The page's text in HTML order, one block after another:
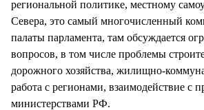
региональной политике, местному
Севера, это самый многочисленный
палаты парламента, там обсуждается
вопросов, в том числе проблемы
дорожного хозяйства, жилищно-
работа с регионами, взаимодействие с
министерствами РФ.